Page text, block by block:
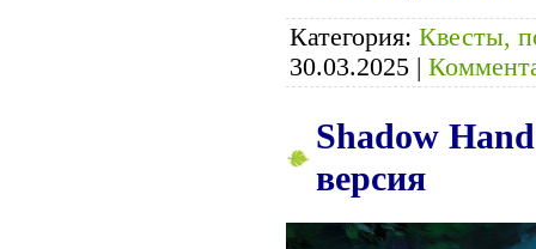
Категория: Квесты,
30.03.2025 |
Shadow
версия